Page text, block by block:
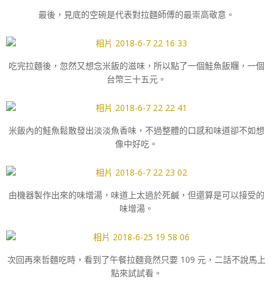
最後，見底的空碗是代表對拉麵師傅的最崇高敬意。
吃完拉麵後，忽然又想念米飯的滋味，所以點了一個鮭魚飯糰，一個
台幣三十五元。
米飯內的鮭魚鬆散發出淡淡魚香味，不過整體的口感和味道卻不如想
像中好吃。
由機器製作出來的味增湯，味道上太過於死鹹，但還算是可以接受的
味增湯。
次回再來哲麵吃時，看到了午餐拉麵竟然只要 109 元，二話不說馬上
點來試試看。